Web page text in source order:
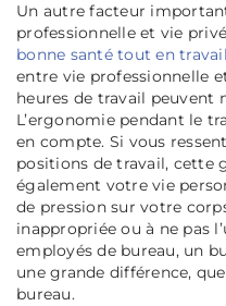
Un autre facteur
professionnelle et vie
bonne santé tout en
entre vie professionnelle
heures de travail peuvent
L’ergonomie pendant le
en compte. Si vous
positions de travail, cette
également votre vie
de pression sur votre
inappropriée ou à ne pas
employés de bureau, un
une grande différence,
bureau.